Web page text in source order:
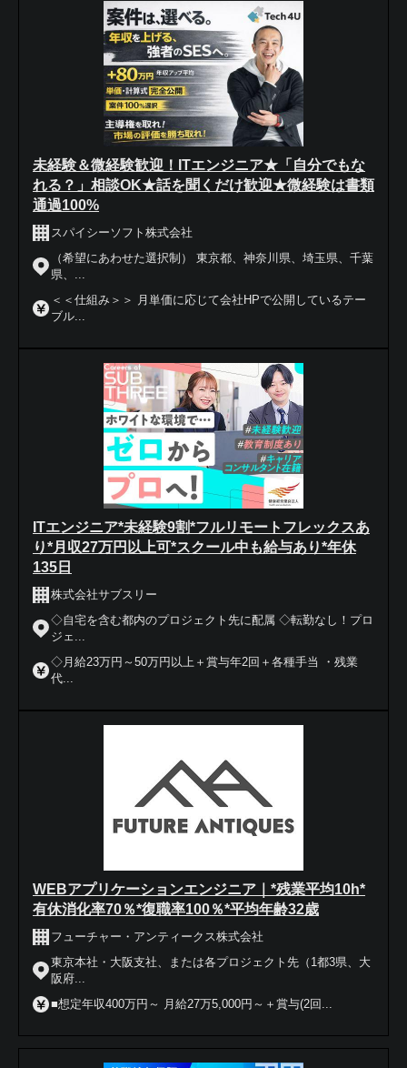
未経験＆微経験歓迎！ITエンジニア★「自分でもな
れる？」相談OK★話を聞くだけ歓迎★微経験は書類
通過100%
スパイシーソフト株式会社
（希望にあわせた選択制） 東京都、神奈川県、埼玉県、千葉
県、...
＜＜仕組み＞＞ 月単価に応じて会社HPで公開しているテー
ブル...
ITエンジニア*未経験9割*フルリモートフレックスあ
り*月収27万円以上可*スクール中も給与あり*年休
135日
株式会社サブスリー
◇自宅を含む都内のプロジェクト先に配属 ◇転勤なし！プロ
ジェ...
◇月給23万円～50万円以上＋賞与年2回＋各種手当 ・残業
代...
WEBアプリケーションエンジニア｜*残業平均10h*
有休消化率70％*復職率100％*平均年齢32歳
フューチャー・アンティークス株式会社
東京本社・大阪支社、または各プロジェクト先（1都3県、大
阪府...
■想定年収400万円～ 月給27万5,000円～＋賞与(2回...